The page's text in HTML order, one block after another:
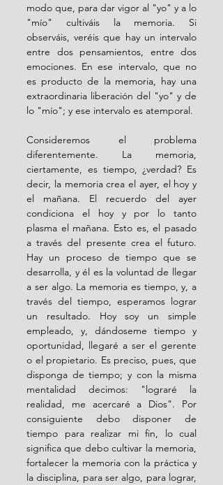
modo que, para dar vigor al "yo" y a lo
"mío" cultiváis la memoria. Si
observáis, veréis que hay un intervalo
entre dos pensamientos, entre dos
emociones. En ese intervalo, que no
es producto de la memoria, hay una
extraordinaria liberación del "yo" y de
lo "mío"; y ese intervalo es atemporal.
Consideremos el problema
diferentemente. La memoria,
ciertamente, es tiempo, ¿verdad? Es
decir, la memoria crea el ayer, el hoy y
el mañana. El recuerdo del ayer
condiciona el hoy y por lo tanto
plasma el mañana. Esto es, el pasado
a través del presente crea el futuro.
Hay un proceso de tiempo que se
desarrolla, y él es la voluntad de llegar
a ser algo. La memoria es tiempo, y, a
través del tiempo, esperamos lograr
un resultado. Hoy soy un simple
empleado, y, dándoseme tiempo y
oportunidad, llegaré a ser el gerente
o el propietario. Es preciso, pues, que
disponga de tiempo; y con la misma
mentalidad decimos: "lograré la
realidad, me acercaré a Dios". Por
consiguiente debo disponer de
tiempo para realizar mi fin, lo cual
significa que debo cultivar la memoria,
fortalecer la memoria con la práctica y
la disciplina, para ser algo, para lograr,